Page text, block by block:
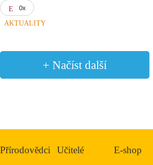
0x
AKTUALITY
+ Načíst další
Přírodovědci Učitelé E-shop